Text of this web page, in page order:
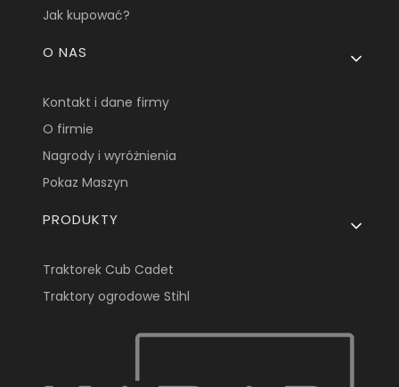
Jak kupować?
O NAS
Kontakt i dane firmy
O firmie
Nagrody i wyróżnienia
Pokaz Maszyn
PRODUKTY
Traktorek Cub Cadet
Traktory ogrodowe Stihl